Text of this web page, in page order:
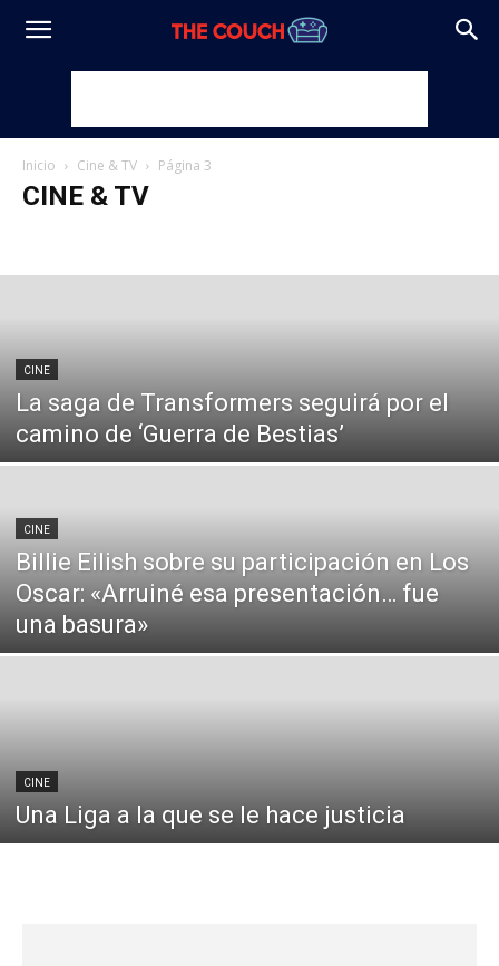
Inicio Cine & TV Página 3
CINE & TV
CINE
La saga de Transformers seguirá por el
camino de ‘Guerra de Bestias’
CINE
Billie Eilish sobre su participación en Los
Oscar: «Arruiné esa presentación… fue
una basura»
CINE
Una Liga a la que se le hace justicia